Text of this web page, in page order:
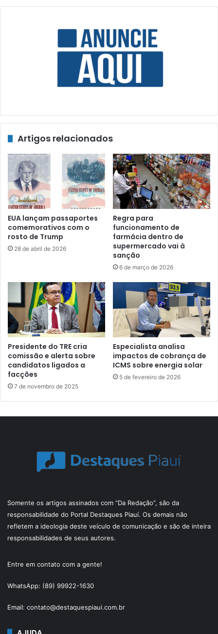
Artigos relacionados
EUA lançam passaportes
comemorativos com o
rosto de Trump
28 de abril de 2026
Regra para
funcionamento de
farmácia dentro de
supermercado vai à
sanção
6 de março de 2026
Presidente do TRE cria
comissão e alerta sobre
candidatos ligados a
facções
7 de novembro de 2025
Especialista analisa
impactos de cobrança de
ICMS sobre energia solar
5 de fevereiro de 2026
Somente os artigos assinados com “Da Redação”, são da
responsabilidade do Portal Destaques Piauí. Os demais não
refletem a ideologia deste veículo de comunicação e são de inteira
responsabilidades de seus autores.
Entre em contato com a gente!
WhatsApp: (89) 99922-1630
Email: contato@destaquespiaui.com.br